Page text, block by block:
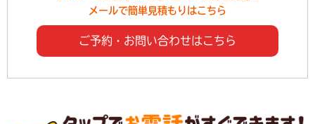
メールで簡単見積もりはこちら
ご予約・お問い合わせはこちら